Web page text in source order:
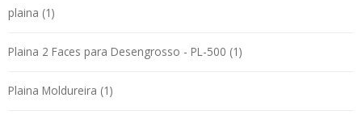
plaina (1)
Plaina 2 Faces para Desengrosso - PL-500 (1)
Plaina Moldureira (1)